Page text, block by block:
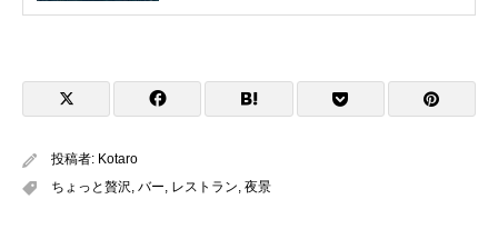
投稿者: Kotaro
ちょっと贅沢, バー, レストラン, 夜景